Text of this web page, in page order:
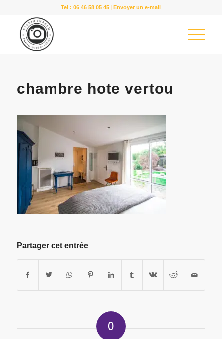
Tel :06 46 58 05 45 |Envoyer un e-mail
chambre hote vertou
Partager cet entrée
0